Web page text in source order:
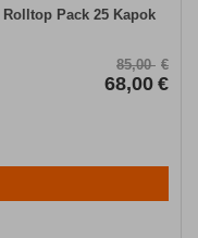
Rolltop Pack 25 Kapok
85,00 €
68,00 €